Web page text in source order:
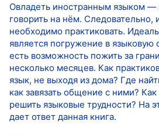
Овладеть иностранным языком —
говорить на нём. Следовательно,
необходимо практиковать.
является погружение в языковую
есть возможность пожить за
несколько месяцев. Как
язык, не выходя из дома? Где
как завязать общение с ними?
решить языковые трудности? На
дает ответ данная книга.